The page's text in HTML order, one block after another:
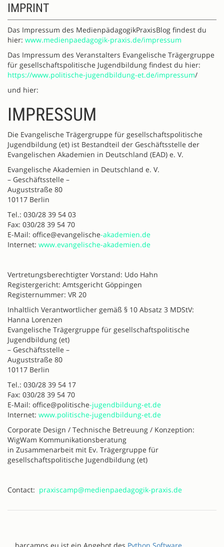
IMPRINT
Das Impressum des MedienpädagogikPraxisBlog findest du
hier: www.medienpaedagogik-praxis.de/impressum
Das Impressum des Veranstalters Evangelische Trägergruppe
für gesellschaftspolitische Jugendbildung findest du hier:
https://www.politische-jugendbildung-et.de/impressum/
und hier:
IMPRESSUM
Die Evangelische Trägergruppe für gesellschaftspolitische
Jugendbildung (et) ist Bestandteil der Geschäftsstelle der
Evangelischen Akademien in Deutschland (EAD) e. V.
Evangelische Akademien in Deutschland e. V.
– Geschäftsstelle –
Auguststraße 80
10117 Berlin
Tel.: 030/28 39 54 03
Fax: 030/28 39 54 70
E-Mail: office@evangelische-akademien.de
Internet: www.evangelische-akademien.de
Vertretungsberechtigter Vorstand: Udo Hahn
Registergericht: Amtsgericht Göppingen
Registernummer: VR 20
Inhaltlich Verantwortlicher gemäß § 10 Absatz 3 MDStV:
Hanna Lorenzen
Evangelische Trägergruppe für gesellschaftspolitische
Jugendbildung (et)
– Geschäftsstelle –
Auguststraße 80
10117 Berlin
Tel.: 030/28 39 54 17
Fax: 030/28 39 54 70
E-Mail: office@politische-jugendbildung-et.de
Internet: www.politische-jugendbildung-et.de
Corporate Design / Technische Betreuung / Konzeption:
WigWam Kommunikationsberatung
in Zusammenarbeit mit Ev. Trägergruppe für
gesellschaftspolitische Jugendbildung (et)
Contact: praxiscamp@medienpaedagogik-praxis.de